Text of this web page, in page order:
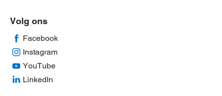
Volg ons
Facebook
Instagram
YouTube
LinkedIn